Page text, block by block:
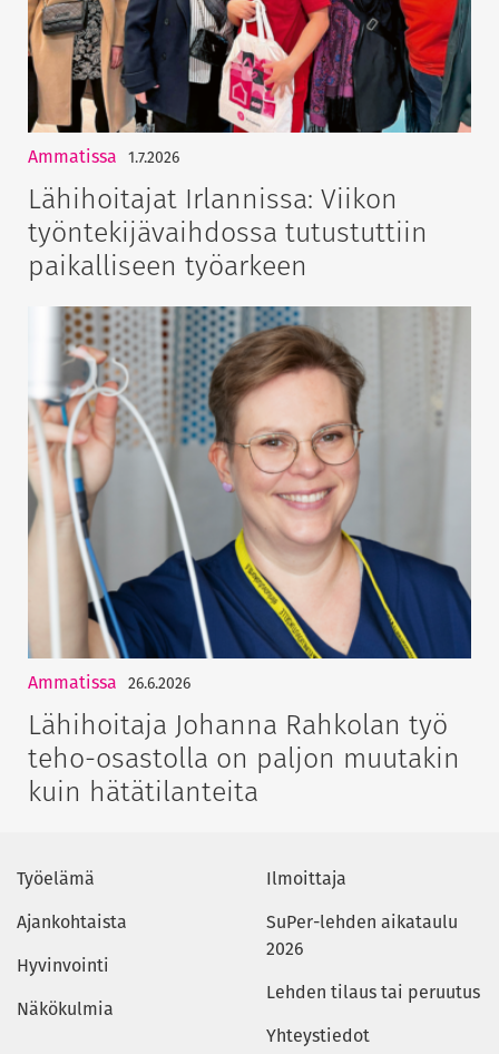
Ammatissa 1.7.2026
Lähihoitajat Irlannissa: Viikon
työntekijävaihdossa tutustuttiin
paikalliseen työarkeen
Ammatissa 26.6.2026
Lähihoitaja Johanna Rahkolan työ
teho-osastolla on paljon muutakin
kuin hätätilanteita
Työelämä
Ajankohtaista
Hyvinvointi
Näkökulmia
Ilmoittaja
SuPer-lehden aikataulu
2026
Lehden tilaus tai peruutus
Yhteystiedot